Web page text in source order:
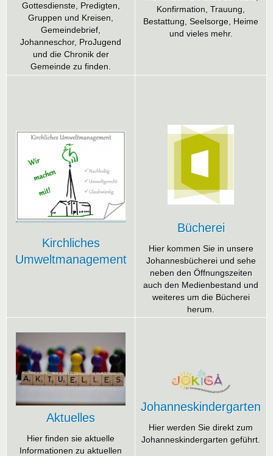
Gottesdienste, Predigten,
Gruppen und Kreisen,
Gemeindebrief,
Johanneschor, ProJugend
und die Chronik der
Gemeinde zu finden.
Konfirmation, Trauung,
Bestattung, Seelsorge, Heime
und vieles mehr.
Kirchliches
Umweltmanagement
Bücherei
Hier kommen Sie in unsere
Johannesbücherei und sehe
neben den Öffnungszeiten
auch den Medienbestand und
weiteres um die Bücherei
herum.
Aktuelles
Hier finden sie aktuelle
Informationen zu aktuellen
Johanneskindergarten
Hier werden Sie direkt zum
Johanneskindergarten geführt.